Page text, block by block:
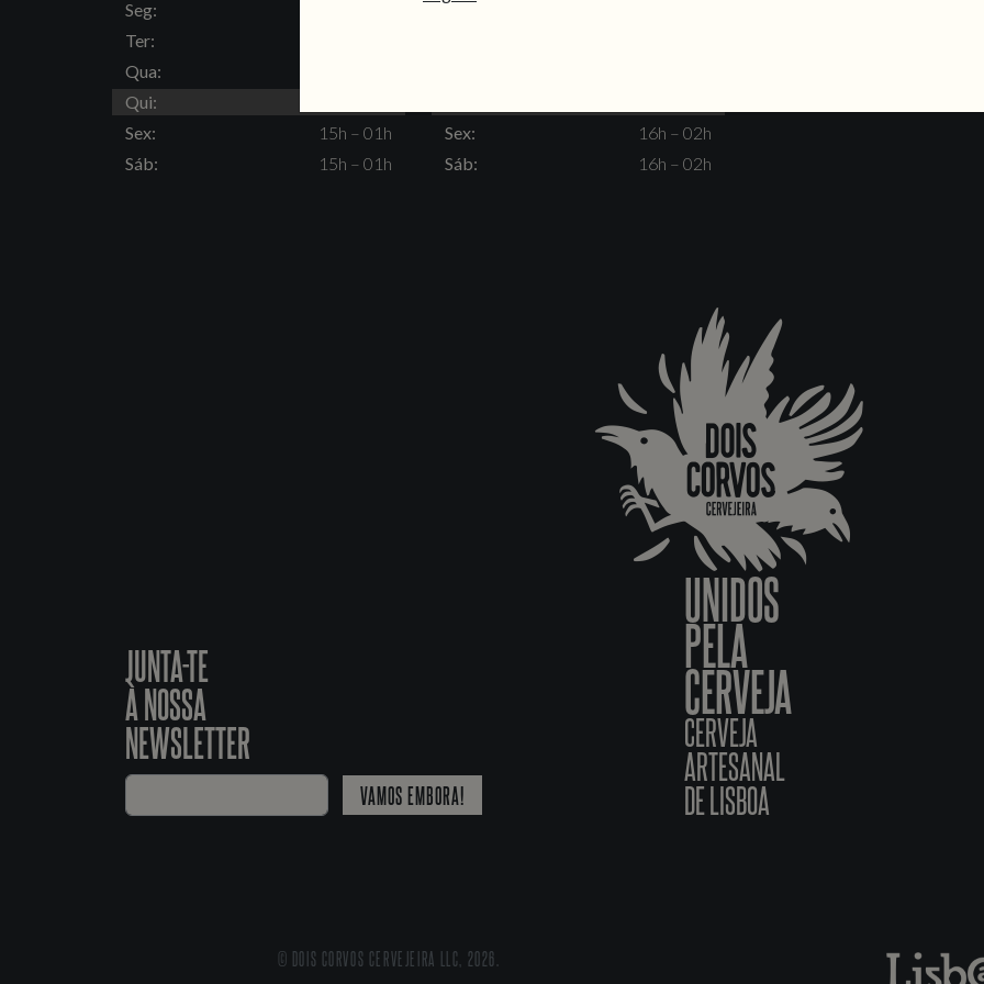
Seg:
Ter:
Qua:
Qui:
Sex:
15h – 01h
Sáb:
15h – 01h
Seg:
Sex:
16h – 02h
Sáb:
16h – 02h
JUNTA-TE
À NOSSA
NEWSLETTER
VAMOS EMBORA!
UNIDOS
PELA
CERVEJA
CERVEJA
ARTESANAL
DE LISBOA
© DOIS CORVOS CERVEJEIRA LLC, 2026.